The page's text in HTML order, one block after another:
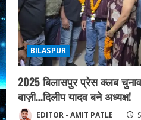
BILASPUR
2025 बिलासपुर प्रेस क्लब
बाज़ी…दिलीप यादव बने अध्यक्ष!
EDITOR - AMIT PATLE